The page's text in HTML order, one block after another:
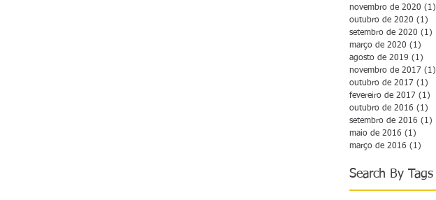
novembro de 2020 (1)
outubro de 2020 (1)
setembro de 2020 (1)
março de 2020 (1)
agosto de 2019 (1)
novembro de 2017 (1)
outubro de 2017 (1)
fevereiro de 2017 (1)
outubro de 2016 (1)
setembro de 2016 (1)
maio de 2016 (1)
março de 2016 (1)
Search By Tags